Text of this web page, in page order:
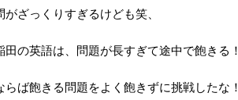
がざっくりすぎるけども笑、
田の英語は、問題が長すぎて途中で飽きる！
らば飽きる問題をよく飽きずに挑戦したな！